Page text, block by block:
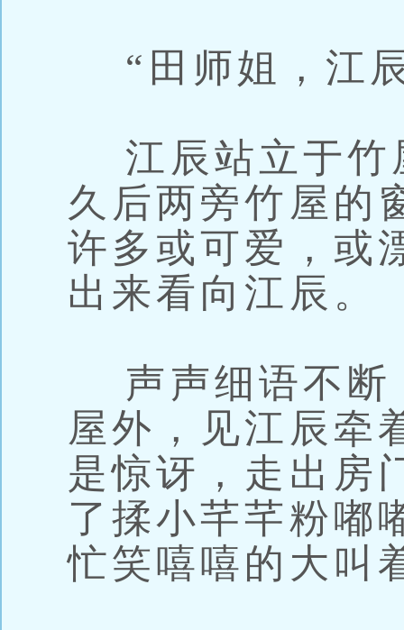
“田师姐，江
江辰站立于竹
久后两旁竹屋的
许多或可爱，或
出来看向江辰。
声声细语不断
屋外，见江辰牵
是惊讶，走出房
了揉小芊芊粉嘟
忙笑嘻嘻的大叫